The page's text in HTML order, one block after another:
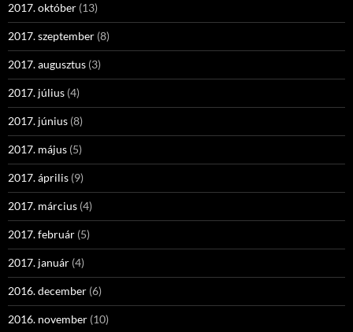
2017. október (13)
2017. szeptember (8)
2017. augusztus (3)
2017. július (4)
2017. június (8)
2017. május (5)
2017. április (9)
2017. március (4)
2017. február (5)
2017. január (4)
2016. december (6)
2016. november (10)